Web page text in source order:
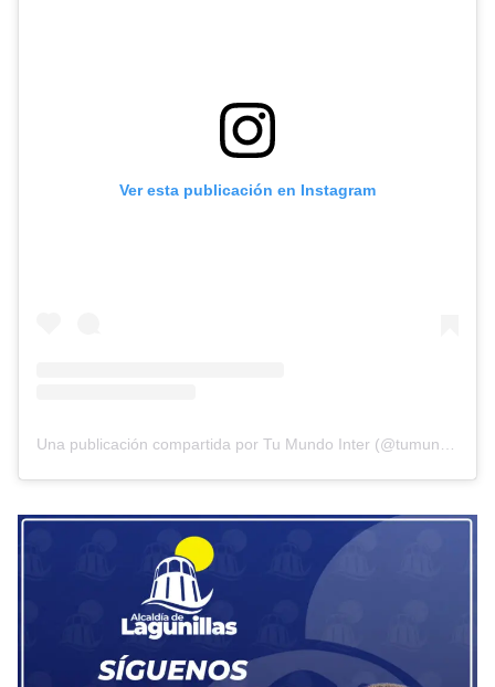
Ver esta publicación en Instagram
Una publicación compartida por Tu Mundo Inter (@tumundointer)